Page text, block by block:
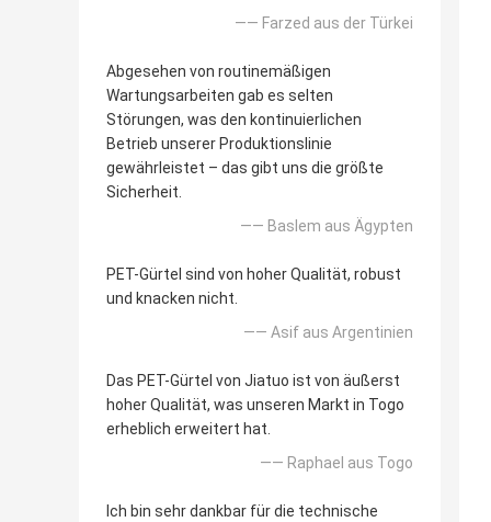
—— Farzed aus der Türkei
Abgesehen von routinemäßigen
Wartungsarbeiten gab es selten
Störungen, was den kontinuierlichen
Betrieb unserer Produktionslinie
gewährleistet – das gibt uns die größte
Sicherheit.
—— Baslem aus Ägypten
PET-Gürtel sind von hoher Qualität, robust
und knacken nicht.
—— Asif aus Argentinien
Das PET-Gürtel von Jiatuo ist von äußerst
hoher Qualität, was unseren Markt in Togo
erheblich erweitert hat.
—— Raphael aus Togo
Ich bin sehr dankbar für die technische